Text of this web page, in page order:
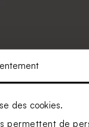
des cookies.
permettent de